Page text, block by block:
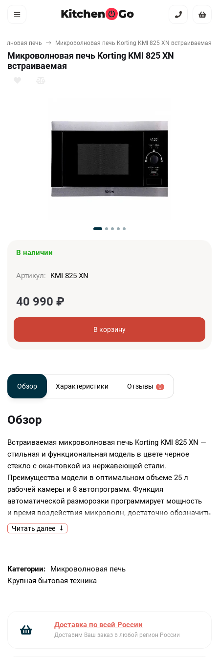
печь Микроволновая печь Korting KMI 825 XN встраиваемая
Микроволновая печь Korting KMI 825 XN
встраиваемая
В наличии
Артикул: KMI 825 XN
40 990 ₽
В корзину
Обзор Характеристики Отзывы 0
Обзор
Встраиваемая микроволновая печь Korting KMI 825 XN —
стильная и функциональная модель в цвете черное
стекло с окантовкой из нержавеющей стали.
Преимущества модели в оптимальном объеме 25 л
рабочей камеры и 8 автопрограмм. Функция
автоматической разморозки программирует мощность
и время воздействия микроволн, достаточно обозначить
вид продукта.Многоступенчатое приготовление
позволяет последовательно установить несколько
печи, обеспечивающий блюду хрустящую
корочку.Многоступенчатый режим.Функция позволяет
приготовления.Комбинированные режимы.Сочетание
Читать далее
Категории:
Микроволновая печь
Крупная бытовая техника
Доставка по всей России
Доставим Ваш заказ в любой регион России